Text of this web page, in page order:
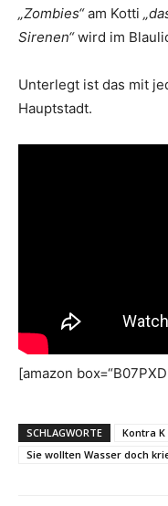
„Zombies“am Kotti
Sirenen“wird im
Unterlegt ist das mit
Hauptstadt.
[amazon
SCHLAGWORTE
Kontra K
Sie wollten Wasser doch